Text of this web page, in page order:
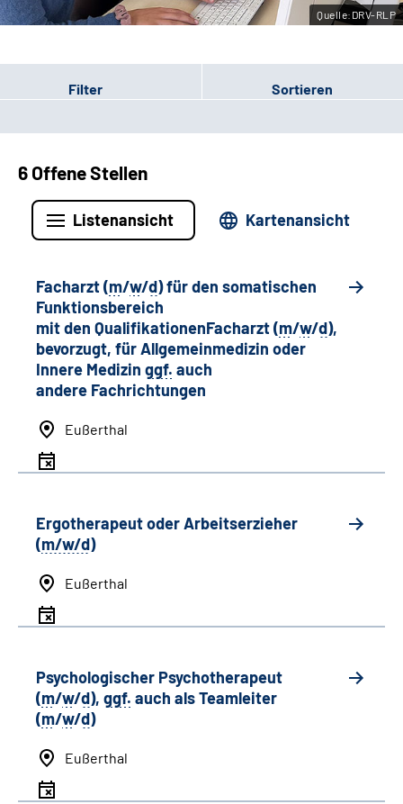
Gebärdensprache
Quelle:DRV-RLP
Filter Sortieren
6 Offene Stellen
Listenansicht Kartenansicht
Facharzt (m/w/d) für den somatischen
Funktionsbereich
mit den QualifikationenFacharzt (m/w/d),
bevorzugt, für Allgemeinmedizin oder
Innere Medizin ggf. auch
andere Fachrichtungen
Eußerthal
Ergotherapeut oder Arbeitserzieher
(m/w/d)
Eußerthal
Psychologischer Psychotherapeut
(m/w/d), ggf. auch alsTeamleiter
(m/w/d)
Eußerthal